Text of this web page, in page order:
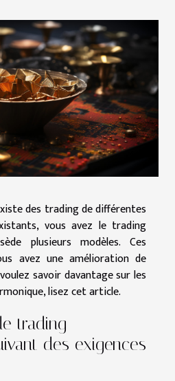
des trading de différentes
vous avez le trading
plusieurs modèles. Ces
avez une amélioration de
savoir davantage sur les
lisez cet article.
trading
des exigences